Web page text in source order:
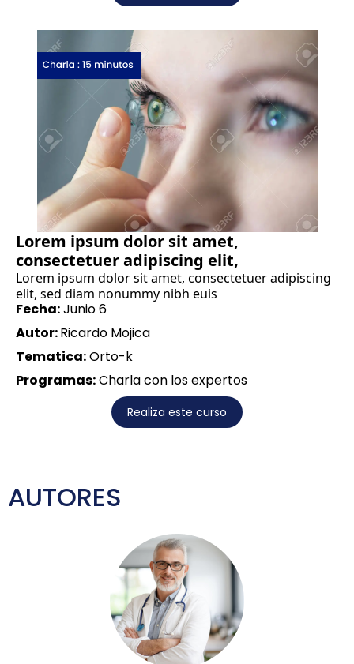
Lorem ipsum dolor sit amet,
consectetuer adipiscing elit,
Lorem ipsum dolor sit amet, consectetuer adipiscing
elit, sed diam nonummy nibh euis
Fecha:Junio 6
Autor:Ricardo Mojica
Tematica:Orto-k
Programas:Charla con los expertos
Realiza este curso
AUTORES